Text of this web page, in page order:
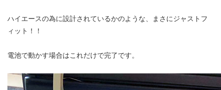
ハイエースの為に設計されているかのような、まさにジャストフ
ィット！！
電池で動かす場合はこれだけで完了です。